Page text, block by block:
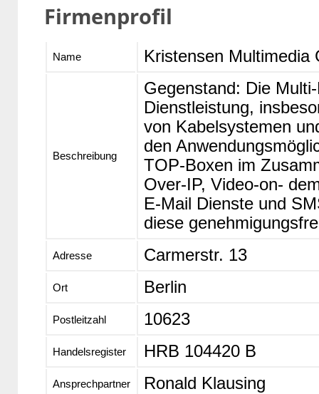
Firmenprofil
Name Kristensen Multimedia
Beschreibung
Gegenstand: Die
Dienstleistung,
von Kabelsystemen
den
TOP-Boxen im
Over-IP, Video-on-
E-Mail Dienste und
diese
Adresse Carmerstr. 13
Ort Berlin
Postleitzahl 10623
Handelsregister HRB 104420 B
Ansprechpartner Ronald Klausing